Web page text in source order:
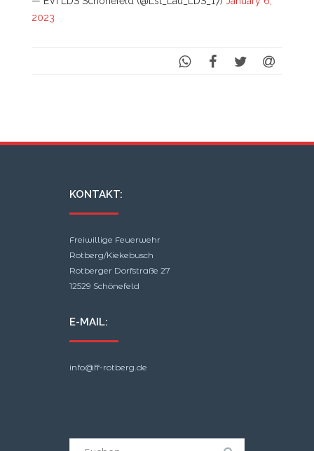
2023
KONTAKT:
Freiwillige Feuerwehr
Rotberg/Kiekebusch
Rotberger Dorfstraße 27
12529 Schönefeld
E-MAIL:
info@ff-rotberg.de